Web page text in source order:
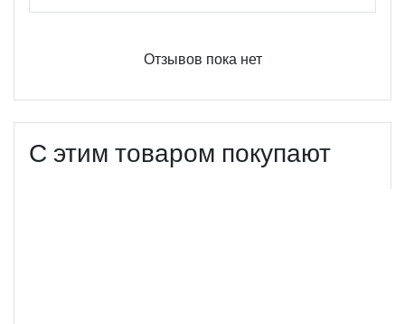
Отзывов пока нет
С этим товаром покупают